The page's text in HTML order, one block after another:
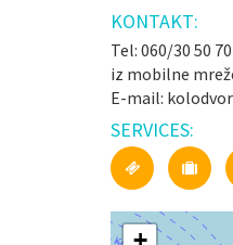
KONTAKT:
Tel: 060/30 50
iz mobilne
E-mail:
SERVICES: